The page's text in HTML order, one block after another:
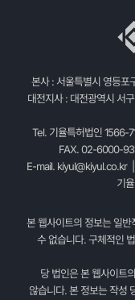
본사 : 서울특별시 영등포
대전지사 : 대전광역시 서
Tel. 기율특허법인 1566-
FAX. 02-6000-
E-mail. kiyul@kiyul.co.kr|
기
본 웹사이트의 정보는 일
수 없습니다. 구체적인
당 법인은 본 웹사이트
않습니다. 본 정보는 작성